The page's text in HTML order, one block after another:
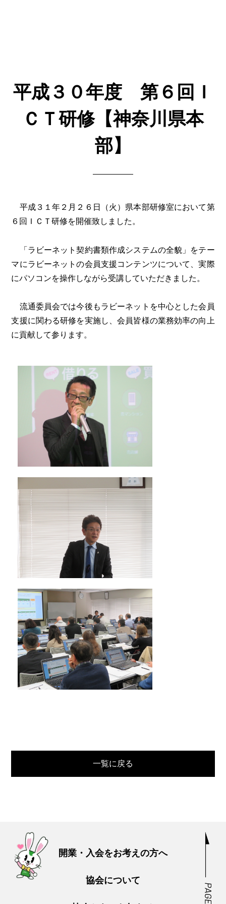
平成３０年度 第６回Ｉ
ＣＴ研修【神奈川県本
部】
平成３１年２月２６日（火）県本部研修室において第
６回ＩＣＴ研修を開催致しました。
「ラビーネット契約書類作成システムの全貌」をテー
マにラビーネットの会員支援コンテンツについて、実際
にパソコンを操作しながら受講していただきました。
流通委員会では今後もラビーネットを中心とした会員
支援に関わる研修を実施し、会員皆様の業務効率の向上
に貢献して参ります。
一覧に戻る
開業・入会をお考えの方へ
協会について